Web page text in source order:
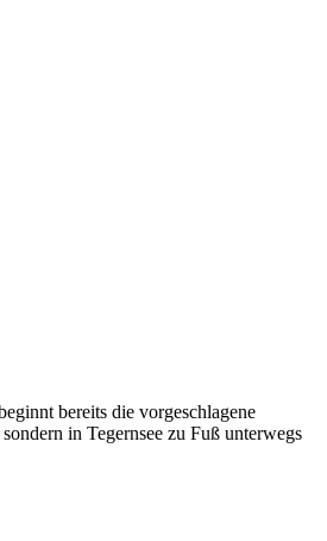
bereits die vorgeschlagene
in Tegernsee zu Fuß unterwegs